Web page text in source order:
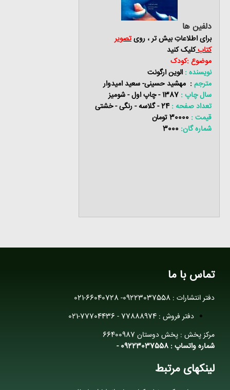
دلفین ها
برای اطلاعاتِ بیش تر ، رویتصویر
کتابکلیک کنید
موضوع :کودک
نویسنده :الوین ارگونت
مترجم : مهشید حسینی- سعید امیدوار
سال چاپ :
تعداد صفحه :24 - گلاسه - رنگی - خشتی
قیمت :
شماره گان: 3000
تماس با ما
دفتر انتشارات : 09223037558- 66040728-021
دفتر فروش : 77888974 - 77704436-021
مرکز پخش : پخش دوستان 66400987
شماره واتساپ : 09223037558 -
لینکهای مرتبط